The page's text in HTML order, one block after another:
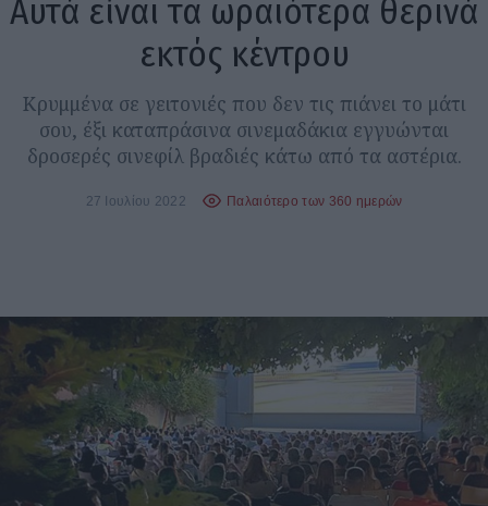
Αυτά είναι τα ωραιότερα θερινά
εκτός κέντρου
Κρυμμένα σε γειτονιές που δεν τις πιάνει το μάτι
σου, έξι καταπράσινα σινεμαδάκια εγγυώνται
δροσερές σινεφίλ βραδιές κάτω από τα αστέρια.
27 Ιουλίου 2022 Παλαιότερο των 360 ημερών